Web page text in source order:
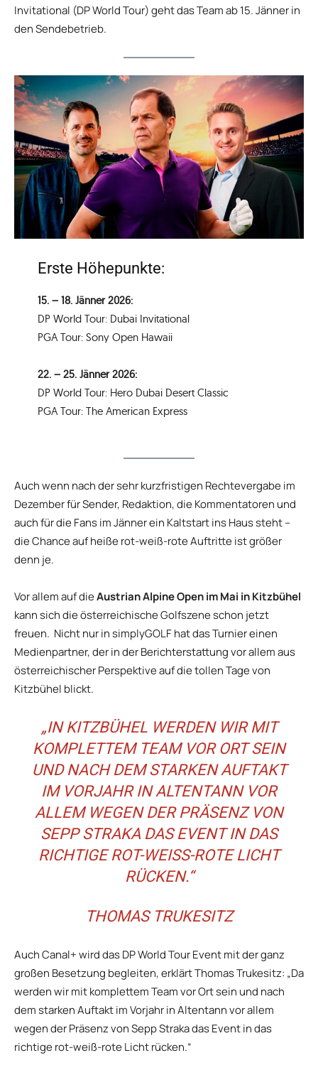
Invitational (DP World Tour) geht das Team ab 15. Jänner in
den Sendebetrieb.
Erste Höhepunkte:
15. – 18. Jänner 2026:
DP World Tour: Dubai Invitational
PGA Tour: Sony Open Hawaii
22. – 25. Jänner 2026:
DP World Tour: Hero Dubai Desert Classic
PGA Tour: The American Express
Auch wenn nach der sehr kurzfristigen Rechtevergabe im
Dezember für Sender, Redaktion, die Kommentatoren und
auch für die Fans im Jänner ein Kaltstart ins Haus steht –
die Chance auf heiße rot-weiß-rote Auftritte ist größer
denn je.
Vor allem auf dieAustrian Alpine Open im Mai in Kitzbühel
kann sich die österreichische Golfszene schon jetzt
freuen. Nicht nur in simplyGOLF hat das Turnier einen
Medienpartner, der in der Berichterstattung vor allem aus
österreichischer Perspektive auf die tollen Tage von
Kitzbühel blickt.
„IN KITZBÜHEL WERDEN WIR MIT
KOMPLETTEM TEAM VOR ORT SEIN
UND NACH DEM STARKEN AUFTAKT
IM VORJAHR IN ALTENTANN VOR
ALLEM WEGEN DER PRÄSENZ VON
SEPP STRAKA DAS EVENT IN DAS
RICHTIGE ROT-WEISS-ROTE LICHT R
ÜCKEN.“
THOMAS TRUKESITZ
Auch Canal+ wird das DP World Tour Event mit der ganz
großen Besetzung begleiten, erklärt Thomas Trukesitz: „Da
werden wir mit komplettem Team vor Ort sein und nach
dem starken Auftakt im Vorjahr in Altentann vor allem
wegen der Präsenz von Sepp Straka das Event in das
richtige rot-weiß-rote Licht rücken.“